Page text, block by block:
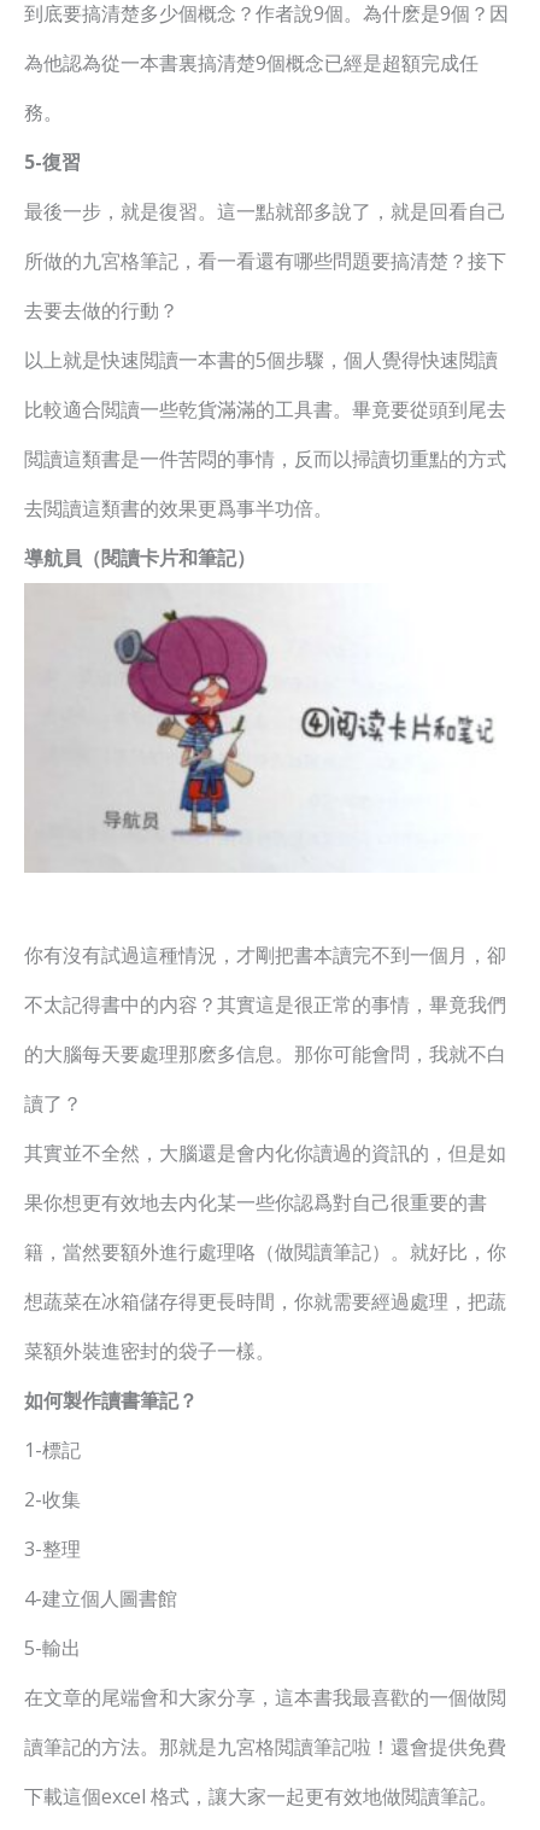
到底要搞清楚多少個概念？作者說9個。為什麽是9個？因
為他認為從一本書裏搞清楚9個概念已經是超額完成任
務。
5-復習
最後一步，就是復習。這一點就部多說了，就是回看自己
所做的九宮格筆記，看一看還有哪些問題要搞清楚？接下
去要去做的行動？
以上就是快速閲讀一本書的5個步驟，個人覺得快速閲讀
比較適合閲讀一些乾貨滿滿的工具書。畢竟要從頭到尾去
閲讀這類書是一件苦悶的事情，反而以掃讀切重點的方式
去閲讀這類書的效果更爲事半功倍。
導航員（閱讀卡片和筆記）
你有沒有試過這種情況，才剛把書本讀完不到一個月，卻
不太記得書中的内容？其實這是很正常的事情，畢竟我們
的大腦每天要處理那麽多信息。那你可能會問，我就不白
讀了？
其實並不全然，大腦還是會内化你讀過的資訊的，但是如
果你想更有效地去内化某一些你認爲對自己很重要的書
籍，當然要額外進行處理咯（做閲讀筆記）。就好比，你
想蔬菜在冰箱儲存得更長時間，你就需要經過處理，把蔬
菜額外裝進密封的袋子一樣。
如何製作讀書筆記？
1-標記
2-收集
3-整理
4-建立個人圖書館
5-輸出
在文章的尾端會和大家分享，這本書我最喜歡的一個做閲
讀筆記的方法。那就是九宮格閲讀筆記啦！還會提供免費
下載這個excel 格式，讓大家一起更有效地做閲讀筆記。